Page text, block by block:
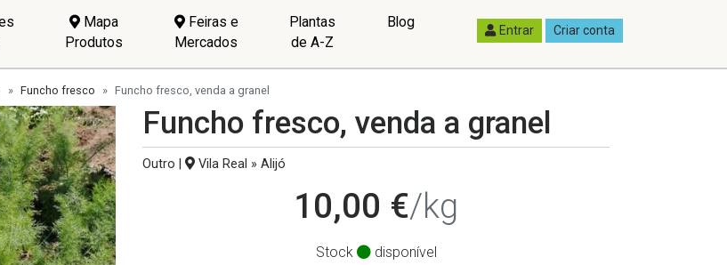
Mapa
Produtos
Feiras e
Mercados
Plantas
de A-Z
Blog Entrar Criar conta
Funcho fresco Funcho fresco, venda a granel
Funcho fresco, venda a granel
Outro | Vila Real » Alijó
10,00 €/kg
Stock
disponível